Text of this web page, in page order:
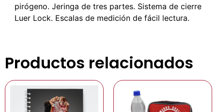
pirógeno. Jeringa de tres partes. Sistema de cierre
Luer Lock. Escalas de medición de fácil lectura.
Productos relacionados